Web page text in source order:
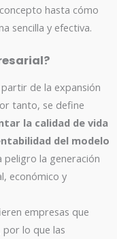
hasta cómo
sencilla y efectiva.
de la expansión
tanto, se define
la calidad de vida
del modelo
la generación
económico y
empresas que
por lo que las